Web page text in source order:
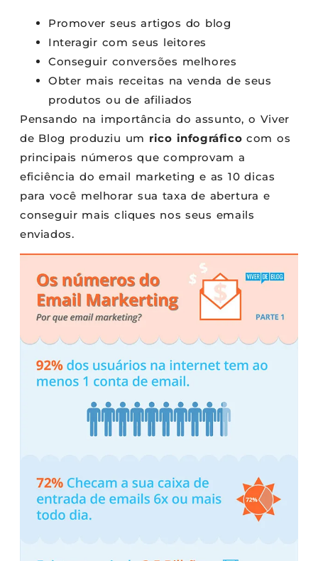
Promover seus artigos do blog
Interagir com seus leitores
Conseguir conversões melhores
Obter mais receitas na venda de seus
produtos ou de afiliados
Pensando na importância do assunto, o Viver
de Blog produziu um rico infográfico com os
principais números que comprovam a
eficiência do email marketing e as 10 dicas
para você melhorar sua taxa de abertura e
conseguir mais cliques nos seus emails
enviados.